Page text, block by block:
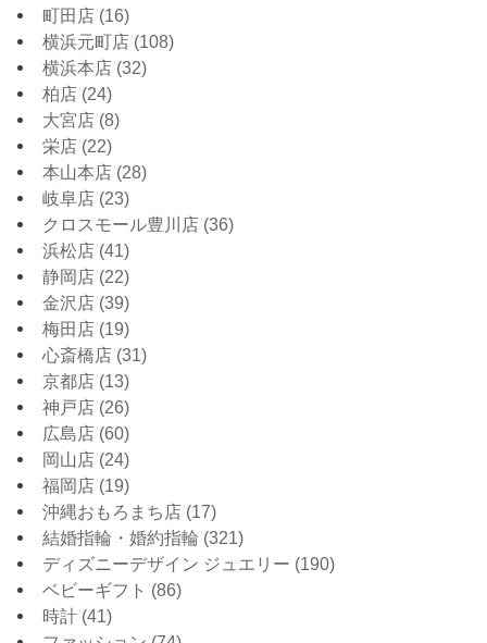
町田店 (16)
横浜元町店 (108)
横浜本店 (32)
柏店 (24)
大宮店 (8)
栄店 (22)
本山本店 (28)
岐阜店 (23)
クロスモール豊川店 (36)
浜松店 (41)
静岡店 (22)
金沢店 (39)
梅田店 (19)
心斎橋店 (31)
京都店 (13)
神戸店 (26)
広島店 (60)
岡山店 (24)
福岡店 (19)
沖縄おもろまち店 (17)
結婚指輪・婚約指輪 (321)
ディズニーデザイン ジュエリー (190)
ベビーギフト (86)
時計 (41)